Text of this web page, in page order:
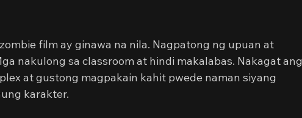
film ay ginawa na nila. Nagpatong ng upuan at
nakulong sa classroom at hindi makalabas. Nakagat ang
at gustong magpakain kahit pwede naman siyang
karakter.